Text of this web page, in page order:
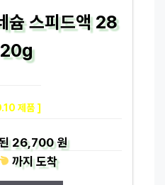
슘 스피드액 28
제품 ]
26,700 원
까지도착